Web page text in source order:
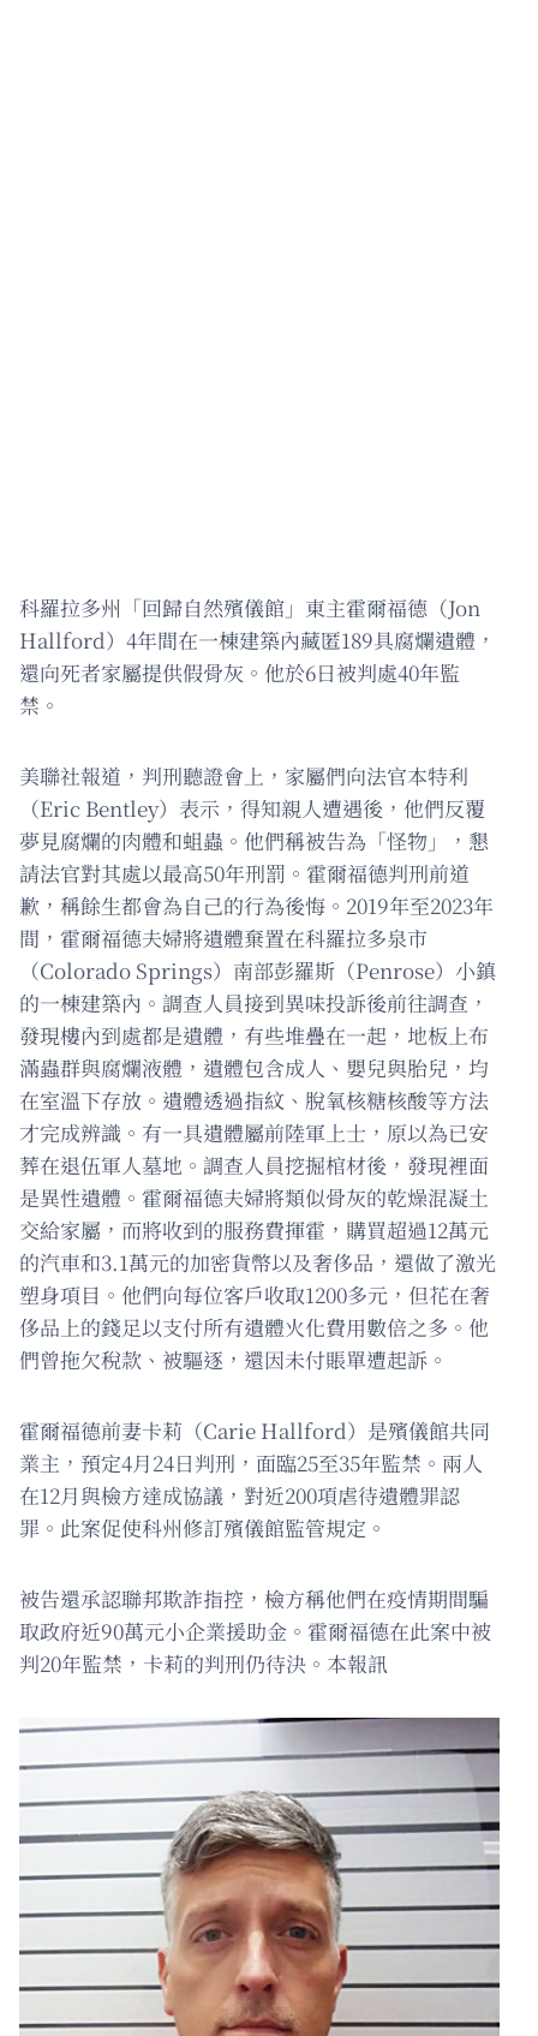
科羅拉多州「回歸自然殯儀館」東主霍爾福德（Jon
Hallford）4年間在一棟建築內藏匿189具腐爛遺體，
還向死者家屬提供假骨灰。他於6日被判處40年監
禁。
美聯社報道，判刑聽證會上，家屬們向法官本特利
（Eric Bentley）表示，得知親人遭遇後，他們反覆
夢見腐爛的肉體和蛆蟲。他們稱被告為「怪物」，懇
請法官對其處以最高50年刑罰。霍爾福德判刑前道
歉，稱餘生都會為自己的行為後悔。2019年至2023年
間，霍爾福德夫婦將遺體棄置在科羅拉多泉市
（Colorado Springs）南部彭羅斯（Penrose）小鎮
的一棟建築內。調查人員接到異味投訴後前往調查，
發現樓內到處都是遺體，有些堆疊在一起，地板上布
滿蟲群與腐爛液體，遺體包含成人、嬰兒與胎兒，均
在室溫下存放。遺體透過指紋、脫氧核糖核酸等方法
才完成辨識。有一具遺體屬前陸軍上士，原以為已安
葬在退伍軍人墓地。調查人員挖掘棺材後，發現裡面
是異性遺體。霍爾福德夫婦將類似骨灰的乾燥混凝土
交給家屬，而將收到的服務費揮霍，購買超過12萬元
的汽車和3.1萬元的加密貨幣以及奢侈品，還做了激光
塑身項目。他們向每位客戶收取1200多元，但花在奢
侈品上的錢足以支付所有遺體火化費用數倍之多。他
們曾拖欠稅款、被驅逐，還因未付賬單遭起訴。
霍爾福德前妻卡莉（Carie Hallford）是殯儀館共同
業主，預定4月24日判刑，面臨25至35年監禁。兩人
在12月與檢方達成協議，對近200項虐待遺體罪認
罪。此案促使科州修訂殯儀館監管規定。
被告還承認聯邦欺詐指控，檢方稱他們在疫情期間騙
取政府近90萬元小企業援助金。霍爾福德在此案中被
判20年監禁，卡莉的判刑仍待決。本報訊